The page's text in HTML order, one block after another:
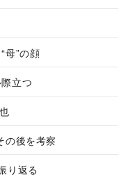
母”の顔
立つ
の後を考察
り返る